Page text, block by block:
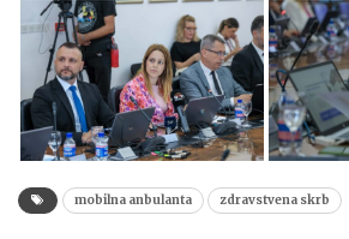
mobilna anbulanta zdravstvena skrb